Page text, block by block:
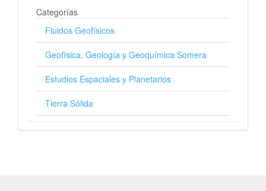
Categorías
Fluidos Geofísicos
Geofísica, Geología y Geoquímica Somera
Estudios Espaciales y Planetarios
Tierra Sólida